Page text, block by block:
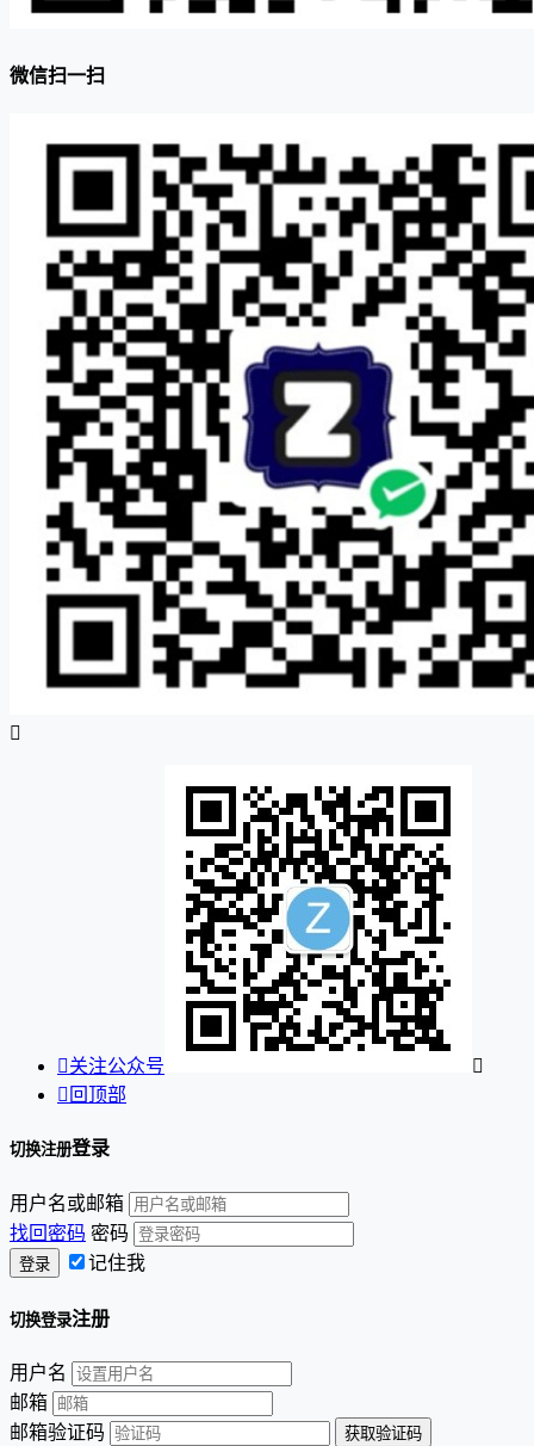
微信扫一扫

关注公众号

 回顶部
切换注册登录
用户名或邮箱
找回密码 密码
记住我
切换登录注册
用户名
邮箱
邮箱验证码